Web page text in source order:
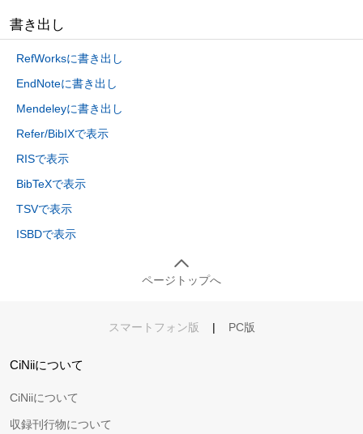
書き出し
RefWorksに書き出し
EndNoteに書き出し
Mendeleyに書き出し
Refer/BibIXで表示
RISで表示
BibTeXで表示
TSVで表示
ISBDで表示
ページトップへ
スマートフォン版 | PC版
CiNiiについて
CiNiiについて
収録刊行物について